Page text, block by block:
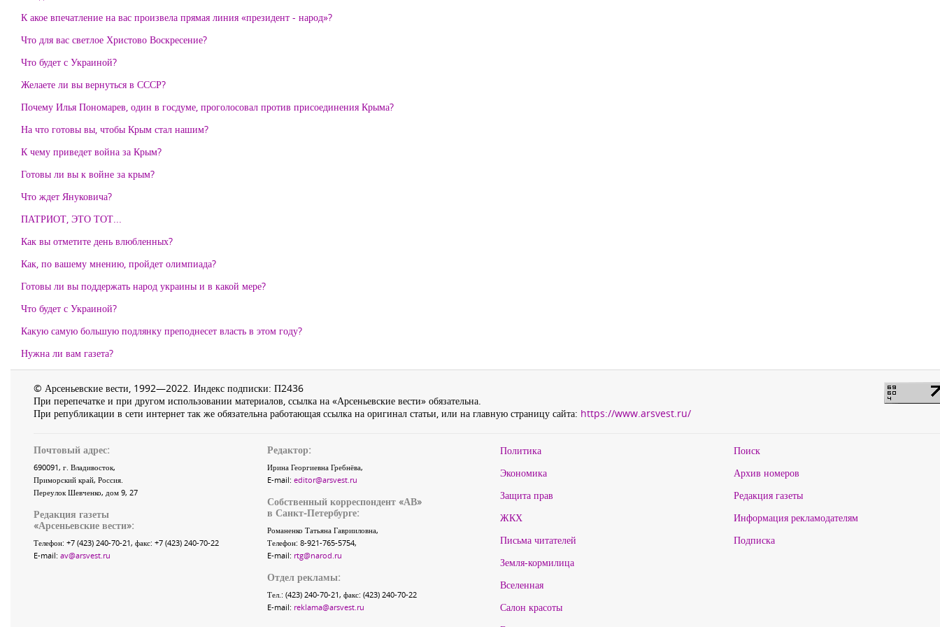
К акое впечатление на вас произвела прямая линия «президент - народ»?
Что для вас светлое Христово Воскресение?
Что будет с Украиной?
Желаете ли вы вернуться в СССР?
Почему Илья Пономарев, один в госдуме, проголосовал против присоединения Крыма?
На что готовы вы, чтобы Крым стал нашим?
К чему приведет война за Крым?
Готовы ли вы к войне за крым?
Что ждет Януковича?
ПАТРИОТ, ЭТО ТОТ...
Как вы отметите день влюбленных?
Как, по вашему мнению, пройдет олимпиада?
Готовы ли вы поддержать народ украины и в какой мере?
Что будет с Украиной?
Какую самую большую подлянку преподнесет власть в этом году?
Нужна ли вам газета?
© Арсеньевские вести, 1992—2022. Индекс подписки: П2436
При перепечатке и при другом использовании материалов, ссылка на «Арсеньевские вести» обязательна.
При републикации в сети интернет так же обязательна работающая ссылка на оригинал статьи, или на главную страницу сайта: https://www.arsvest.ru/
Почтовый адрес:
690091, г. Владивосток,
Приморский край, Россия.
Переулок Шевченко, дом 9, 27
Редакция газеты
«Арсеньевские вести»:
Телефон: +7 (423) 240-70-21, факс: +7 (423) 240-70-22
E-mail: av@arsvest.ru
Редактор:
Ирина Георгиевна Гребнёва,
E-mail: editor@arsvest.ru
Собственный корреспондент «АВ»
в Санкт-Петербурге:
Романенко Татьяна Гаврииловна,
Телефон: 8-921-765-5754,
E-mail: rtg@narod.ru
Отдел рекламы:
Тел.: (423) 240-70-21, факс: (423) 240-70-22
E-mail: reklama@arsvest.ru
Политика
Экономика
Защита прав
ЖКХ
Письма читателей
Земля-кормилица
Вселенная
Салон красоты
Поиск
Архив номеров
Редакция газеты
Информация рекламодателям
Подписка